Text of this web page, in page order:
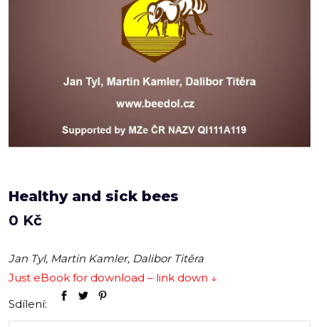
Healthy and sick bees
0 Kč
Jan Tyl, Martin Kamler, Dalibor Titěra
Just eBook for download – link down ↓
Sdílení: